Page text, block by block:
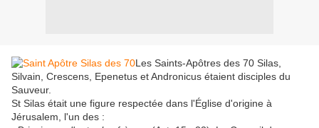
Les Saints-Apôtres des 70 Silas,
Silvain, Crescens, Epenetus et Andronicus étaient disciples du
Sauveur.
St Silas était une figure respectée dans l'Église d'origine à
Jérusalem, l'un des :